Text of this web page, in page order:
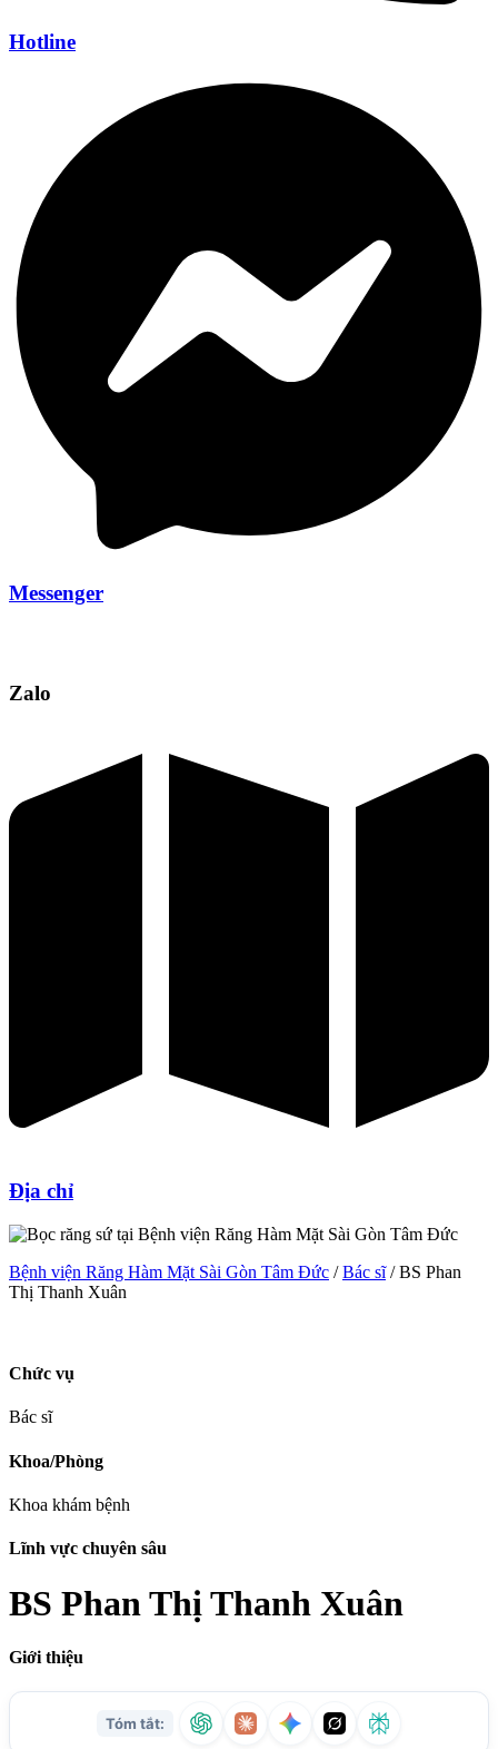
Hotline
Messenger
Zalo
Địa chỉ
Bệnh viện Răng Hàm Mặt Sài Gòn Tâm Đức /Bác sĩ/BS Phan
Thị Thanh Xuân
Chức vụ
Bác sĩ
Khoa/Phòng
Khoa khám bệnh
Lĩnh vực chuyên sâu
BS Phan Thị Thanh Xuân
Giới thiệu